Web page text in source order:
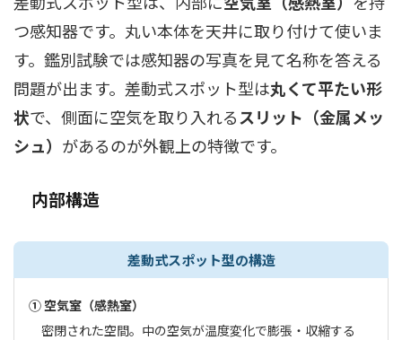
つ感知器です。丸い本体を天井に取り付けて使いま
す。鑑別試験では感知器の写真を見て名称を答える
問題が出ます。差動式スポット型は丸くて平たい形
状で、側面に空気を取り入れるスリット（金属メッ
シュ） があるのが外観上の特徴です。
内部構造
差動式スポット型の構造
① 空気室（感熱室）
密閉された空間。中の空気が温度変化で膨張・収縮する